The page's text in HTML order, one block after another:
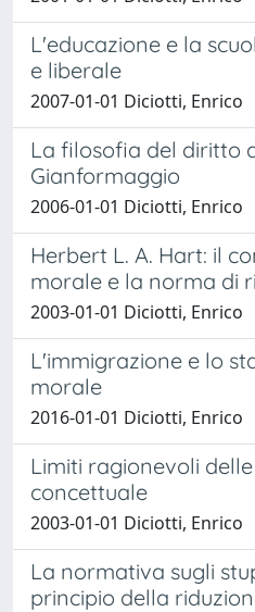
L'educazione e la
e liberale
2007-01-01 Diciotti, Enrico
La filosofia del diritto
Gianformaggio
2006-01-01 Diciotti, Enrico
Herbert L. A. Hart: il
morale e la norma di
2003-01-01 Diciotti, Enrico
L'immigrazione e lo
morale
2016-01-01 Diciotti, Enrico
Limiti ragionevoli
concettuale
2003-01-01 Diciotti, Enrico
La normativa sugli
principio della